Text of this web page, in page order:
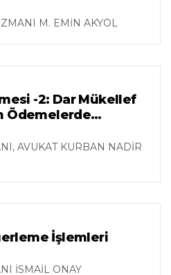
M. EMİN AKYOL
-2: Dar Mükellef
Ödemelerde
AVUKAT KURBAN NADİR
İşlemleri
ESKİ HESAP UZMANI İSMAİL ONAY